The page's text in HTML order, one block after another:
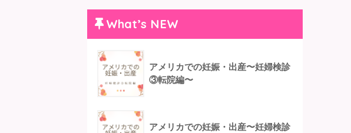
What’s NEW
アメリカでの妊娠・出産〜妊婦検診
③転院編〜
アメリカでの妊娠・出産〜妊婦検診